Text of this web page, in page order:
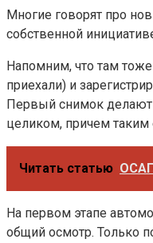
Многие говорят про
собственной
Напомним, что там
приехали) и
Первый снимок делают
целиком, причем таким
Читать статью
На первом этапе
общий осмотр. Только